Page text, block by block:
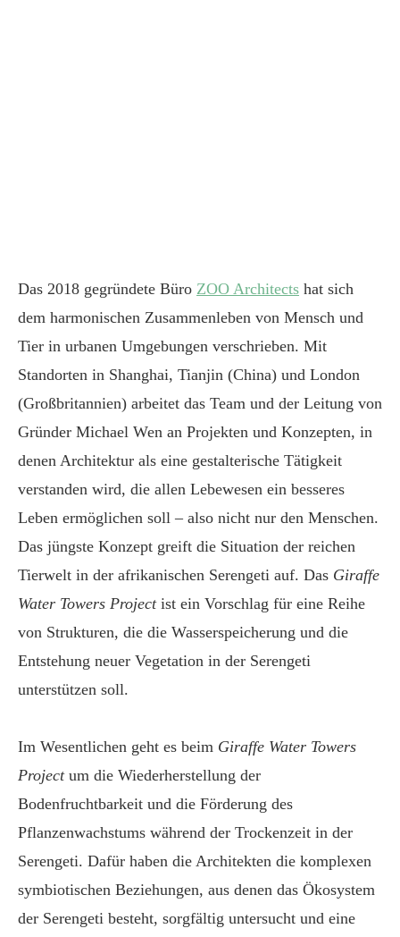
Das 2018 gegründete Büro ZOO Architects hat sich
dem harmonischen Zusammenleben von Mensch und
Tier in urbanen Umgebungen verschrieben. Mit
Standorten in Shanghai, Tianjin (China) und London
(Großbritannien) arbeitet das Team und der Leitung von
Gründer Michael Wen an Projekten und Konzepten, in
denen Architektur als eine gestalterische Tätigkeit
verstanden wird, die allen Lebewesen ein besseres
Leben ermöglichen soll – also nicht nur den Menschen.
Das jüngste Konzept greift die Situation der reichen
Tierwelt in der afrikanischen Serengeti auf. Das Giraffe
Water Towers Project ist ein Vorschlag für eine Reihe
von Strukturen, die die Wasserspeicherung und die
Entstehung neuer Vegetation in der Serengeti
unterstützen soll.
Im Wesentlichen geht es beim Giraffe Water Towers
Project um die Wiederherstellung der
Bodenfruchtbarkeit und die Förderung des
Pflanzenwachstums während der Trockenzeit in der
Serengeti. Dafür haben die Architekten die komplexen
symbiotischen Beziehungen, aus denen das Ökosystem
der Serengeti besteht, sorgfältig untersucht und eine